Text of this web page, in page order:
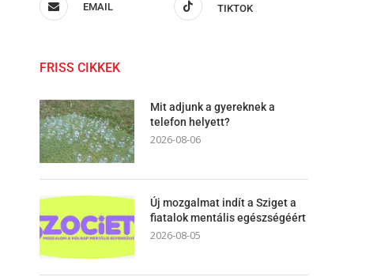
EMAIL TIKTOK
FRISS CIKKEK
Mit adjunk a gyereknek a
telefon helyett?
2026-08-06
Új mozgalmat indít a Sziget a
fiatalok mentális egészségéért
2026-08-05